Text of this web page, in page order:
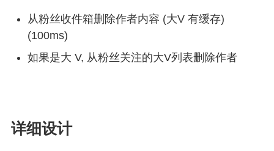
从粉丝收件箱删除作者内容 (大V 有缓存)
(100ms)
如果是大 V, 从粉丝关注的大V列表删除作者
详细设计